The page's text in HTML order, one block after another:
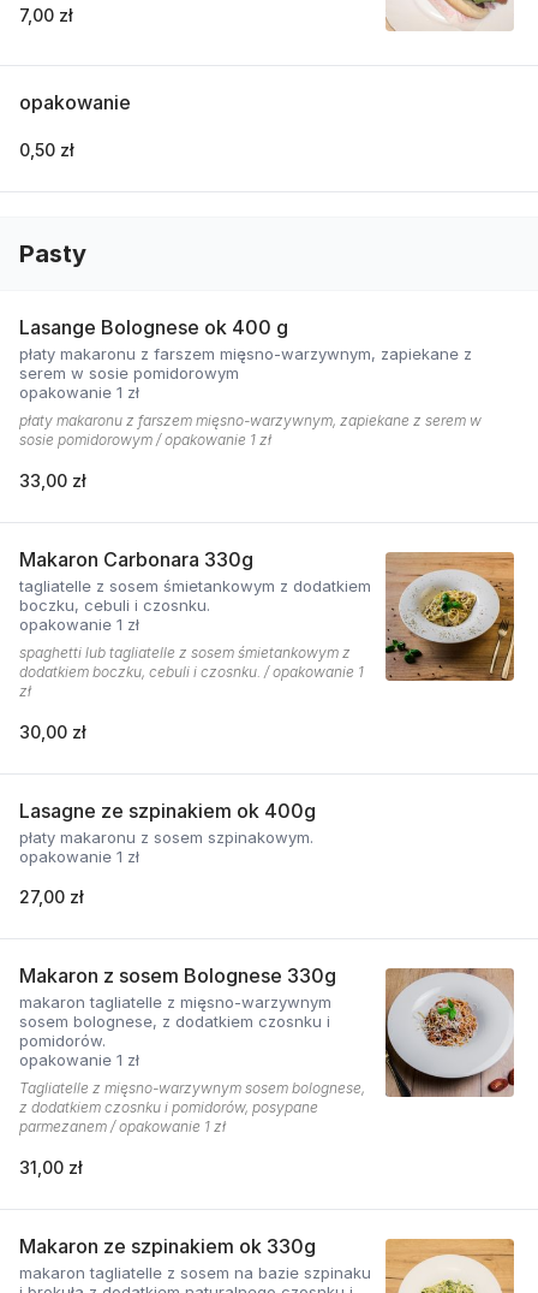
7,00 zł
opakowanie
0,50 zł
Pasty
Lasange Bolognese ok 400 g
płaty makaronu z farszem mięsno-warzywnym, zapiekane z
serem w sosie pomidorowym
opakowanie 1 zł
płaty makaronu z farszem mięsno-warzywnym, zapiekane z serem w
sosie pomidorowym / opakowanie 1 zł
33,00 zł
Makaron Carbonara 330g
tagliatelle z sosem śmietankowym z dodatkiem
boczku, cebuli i czosnku.
opakowanie 1 zł
spaghetti lub tagliatelle z sosem śmietankowym z
dodatkiem boczku, cebuli i czosnku. / opakowanie 1
zł
30,00 zł
Lasagne ze szpinakiem ok 400g
płaty makaronu z sosem szpinakowym.
opakowanie 1 zł
27,00 zł
Makaron z sosem Bolognese 330g
makaron tagliatelle z mięsno-warzywnym
sosem bolognese, z dodatkiem czosnku i
pomidorów.
opakowanie 1 zł
Tagliatelle z mięsno-warzywnym sosem bolognese,
z dodatkiem czosnku i pomidorów, posypane
parmezanem / opakowanie 1 zł
31,00 zł
Makaron ze szpinakiem ok 330g
makaron tagliatelle z sosem na bazie szpinaku